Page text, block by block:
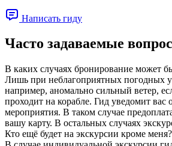
Написать гиду
Часто задаваемые
В каких случаях бронирование может
Лишь при неблагоприятных погодных
например, аномально сильный ветер,
проходит на корабле. Гид уведомит вас
мероприятия. В таком случае
вашу карту. В остальных случаях
Кто ещё будет на экскурсии кроме меня?